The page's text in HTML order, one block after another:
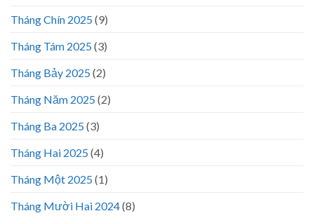
Tháng Chín 2025(9)
Tháng Tám 2025(3)
Tháng Bảy 2025(2)
Tháng Năm 2025(2)
Tháng Ba 2025(3)
Tháng Hai 2025(4)
Tháng Một 2025(1)
Tháng Mười Hai 2024(8)